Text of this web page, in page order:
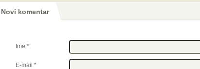
Novi komentar
Ime *
E-mail *